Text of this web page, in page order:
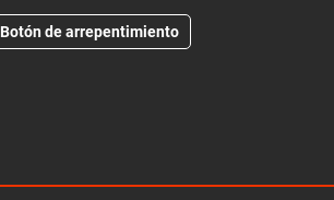
Botón de arrepentimiento